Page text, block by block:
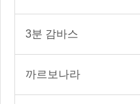
3분 감바스
까르보나라